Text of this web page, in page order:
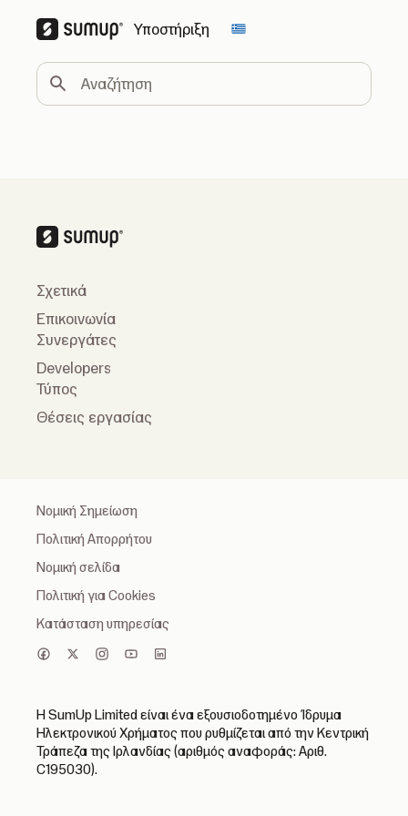
Υποστήριξη Change country
Αναζήτηση
Σχετικά
Επικοινωνία
Συνεργάτες
Developers
Τύπος
Θέσεις εργασίας
Νομική Σημείωση
Πολιτική Απορρήτου
Νομική σελίδα
Πολιτική για Cookies
Κατάσταση υπηρεσίας
Η SumUp Limited είναι ένα εξουσιοδοτημένο Ίδρυμα
Ηλεκτρονικού Χρήματος που ρυθμίζεται από την Κεντρική
Τράπεζα της Ιρλανδίας (αριθμός αναφοράς: Αριθ.
C195030).